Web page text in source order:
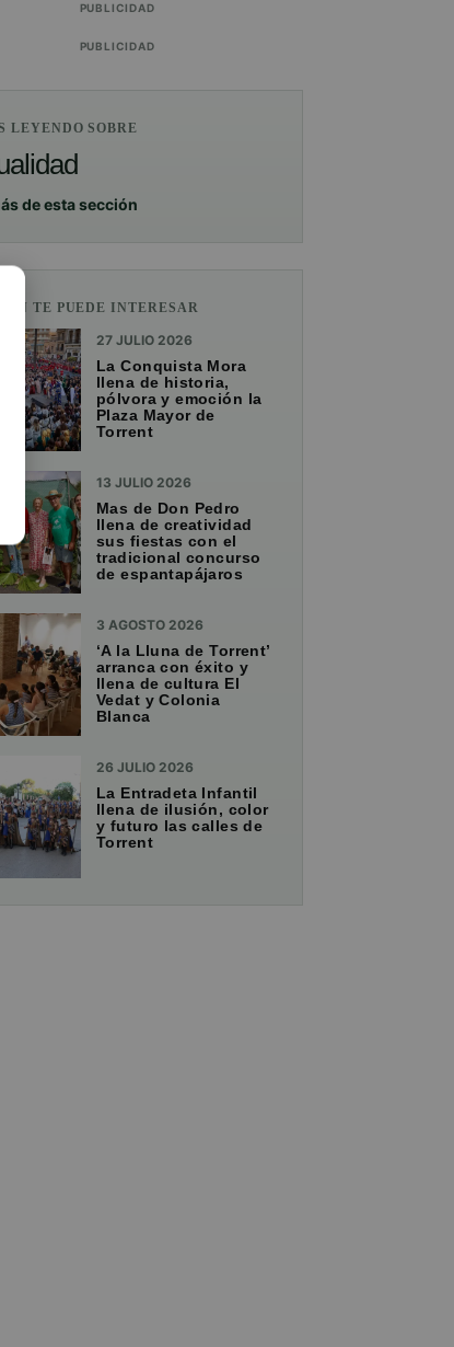
PUBLICIDAD
PUBLICIDAD
LEYENDO SOBRE
de esta sección
TE PUEDE INTERESAR
27 JULIO 2026
La Conquista Mora
llena de historia,
pólvora y emoción la
Plaza Mayor de
Torrent
13 JULIO 2026
Mas de Don Pedro
llena de creatividad
sus fiestas con el
tradicional concurso
de espantapájaros
3 AGOSTO 2026
‘A la Lluna de Torrent’
arranca con éxito y
llena de cultura El
Vedat y Colonia
Blanca
26 JULIO 2026
La Entradeta Infantil
llena de ilusión, color
y futuro las calles de
Torrent